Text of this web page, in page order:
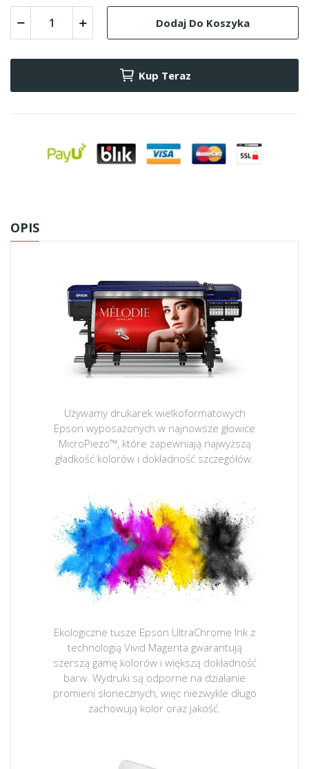
Dodaj Do Koszyka
Kup Teraz
OPIS
Używamy drukarek wielkoformatowych
Epson wyposażonych w najnowsze głowice
MicroPiezo™, które zapewniają najwyższą
gładkość kolorów i dokładność szczegółów.
Ekologiczne tusze Epson UltraChrome Ink z
technologią Vivid Magenta gwarantują
szerszą gamę kolorów i większą dokładność
barw. Wydruki są odporne na działanie
promieni słonecznych, więc niezwykle długo
zachowują kolor oraz jakość.